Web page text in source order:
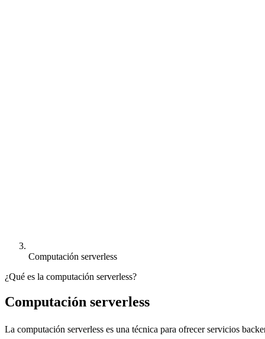
Computación serverless
¿Qué es la computación serverless?
Computación serverless
La computación serverless es una técnica para ofrecer servicios